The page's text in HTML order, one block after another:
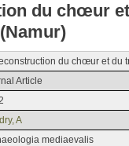
du chœur
du chœur et du
Article
A
mediaevalis